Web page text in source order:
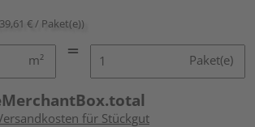
€ / Paket(e))
m² Paket(e)
für Stückgut